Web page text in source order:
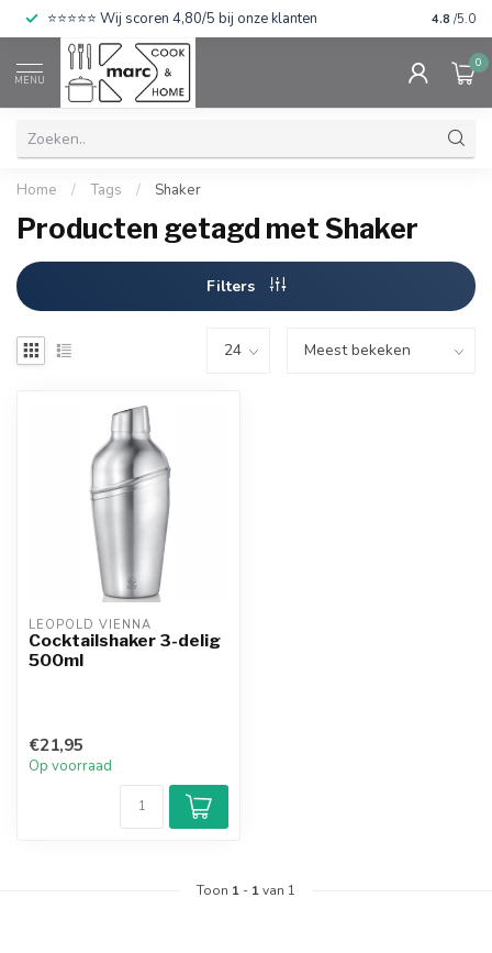
⭐⭐⭐⭐⭐ Wij scoren 4,80/5 bij onze klanten 4.8 /5.0
MENU
0
Home / Tags / Shaker
Producten getagd met Shaker
Filters
LEOPOLD VIENNA
Cocktailshaker 3-delig
500ml
€21,95
Op voorraad
Toon 1 - 1van 1